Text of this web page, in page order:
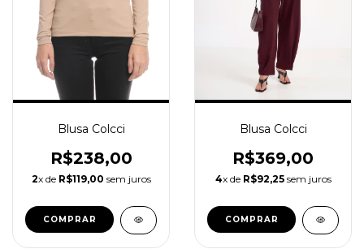
Blusa Colcci
R$238,00
2x de R$119,00 sem juros
COMPRAR
Blusa Colcci
R$369,00
4x de R$92,25sem juros
COMPRAR